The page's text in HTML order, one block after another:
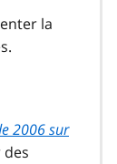
la
2006 sur